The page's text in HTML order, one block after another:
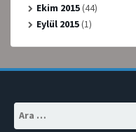
Ekim 2015(44)
Eylül 2015(1)
Arama: